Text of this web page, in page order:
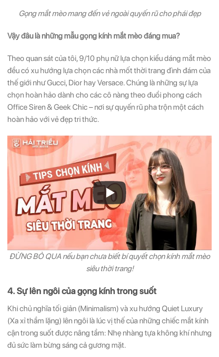
Gọng mắt mèo mang đến vẻ ngoài quyến rũ cho phái đẹp
Vậy đâu là những mẫu gọng kính mắt mèo đáng mua?
Theo quan sát của tôi, 9/10 phụ nữ lựa chọn kiểu dáng mắt mèo
đều có xu hướng lựa chọn các nhà mốt thời trang đình đám của
thế giới như Gucci, Dior hay Versace. Chúng là những sự lựa
chọn hoàn hảo dành cho các cô nàng theo đuổi phong cách
Office Siren & Geek Chic – nơi sự quyến rũ pha trộn một cách
hoàn hảo với vẻ đẹp tri thức.
ĐỪNG BỎ QUA nếu bạn chưa biết bí quyết chọn kính mắt mèo
siêu thời trang!
4. Sự lên ngôi của gọng kính trong suốt
Khi chủ nghĩa tối giản (Minimalism) và xu hướng Quiet Luxury
(Xa xỉ thầm lặng) lên ngôi là lúc vị thế của những chiếc mắt kính
cận trong suốt được nâng tầm: Nhẹ nhàng tựa không khí nhưng
đủ sức làm bừng sáng cả gương mặt.